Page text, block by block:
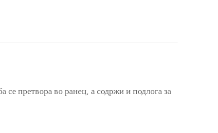
се претвора во ранец, а содржи и подлога за